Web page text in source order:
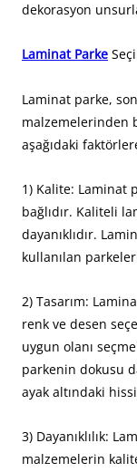
dekorasyon
Laminat Parke
Laminat parke,
malzemelerinden
aşağıdaki
1) Kalite: Laminat
bağlıdır. Kaliteli
dayanıklıdır.
kullanılan
2) Tasarım:
renk ve desen
uygun olanı
parkenin dokusu
ayak altındaki
3) Dayanıklılık:
malzemelerin